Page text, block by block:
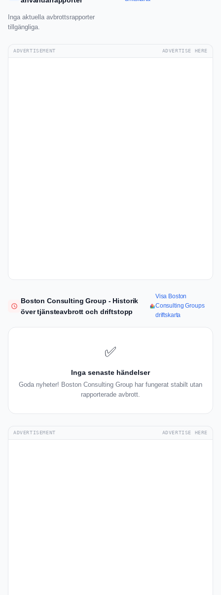
Inga aktuella avbrottsrapporter
tillgängliga.
ADVERTISEMENT ADVERTISE HERE
Boston Consulting Group - Historik
över tjänsteavbrott och driftstopp
Visa Boston
Consulting Groups
driftskarta
✅
Inga senaste händelser
Goda nyheter! Boston Consulting Group har fungerat stabilt utan
rapporterade avbrott.
ADVERTISEMENT ADVERTISE HERE